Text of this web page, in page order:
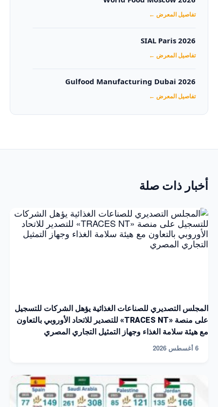
تفاصيل المعرض ←
SIAL Paris 2026
تفاصيل المعرض ←
Gulfood Manufacturing Dubai 2026‏
تفاصيل المعرض ←
أخبار ذات صلة
المجلس التصديري للصناعات الغذائية يؤهل الشركات للتسجيل
على منصة «TRACES NT» للتصدير للاتحاد الأوروبي بالتعاون
مع هيئة سلامة الغذاء وجهاز التمثيل التجاري المصري
6 أغسطس 2026